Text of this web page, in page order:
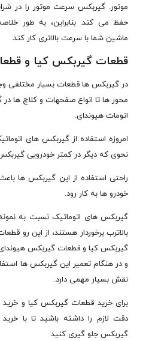
موتور. گیربکس سرعت موتور را در
حفظ می کند. بنابراین، به طور
ماشین شما با سرعت بالاتری کار کند.
قطعات گیربکس کیا و
در گیربکس ها قطعات بسیار مختلفی
محور ها تا انواع صفحهات و کلاچ ها
اتومات هیوندای.
امروزه استفاده از گیربکس های
نحوی که دیگر در کمتر خودرویی
راحتی استفاده از این گیربکس ها
خودرو ها به کار رود.
گیربکس های اتوماتیک نسبت به
بالاترب برخوردار هستند، از این رو
گیربکس کیا و قطعات گیربکس
و در هنگام تعمیر این گیربکس ها
نقش بسیار مهمی دارد.
برای خرید قطعات گیربکس کیا و
دقت لازم را داشته باشید تا با
گیربکس جلو گیری کنید